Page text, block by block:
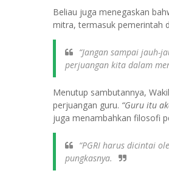
Beliau juga menegaskan
mitra, termasuk pemerintah
“Jangan sampai jauh-
perjuangan kita dalam
Menutup sambutannya,
perjuangan guru. “Guru itu
juga menambahkan filosofi
“PGRI harus dicintai
pungkasnya.